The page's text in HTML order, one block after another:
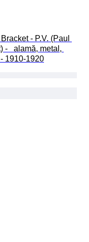
- P.V. (Paul
-   alamă, metal,
1910-1920